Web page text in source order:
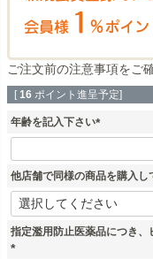
ご注文前の注意事項をご
[ 16 ポイント進呈予定]
年齢を記入下さい
(
須
)
他店舗で同様の商品を購入し
指定濫用防止医薬品につき